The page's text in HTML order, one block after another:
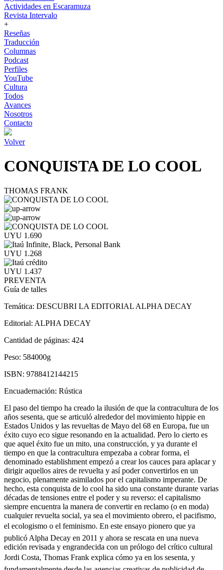
Actividades en Escaramuza
Revista Intervalo
+
Reseñas
Traducción
Columnas
Podcast
Perfiles
YouTube
Cultura
Todos
Avances
Nosotros
Contacto
Volver
CONQUISTA DE LO COOL
THOMAS FRANK
UYU 1.690
UYU 1.268
UYU 1.437
PREVENTA
Guía de talles
Temática: DESCUBRI LA EDITORIAL ALPHA DECAY
Editorial: ALPHA DECAY
Cantidad de páginas: 424
Peso: 584000g
ISBN: 9788412144215
Encuadernación: Rústica
El paso del tiempo ha creado la ilusión de que la contracultura de los
años sesenta, que se articuló alrededor del movimiento hippie en
Estados Unidos y las revueltas de Mayo del 68 en Europa, fue un
éxito cuyo eco sigue resonando en la actualidad. Pero lo cierto es
que aquel éxito fue un mito, una construcción, y ya durante el
tiempo en que la contracultura empezaba a cobrar forma, el
denominado establishment empezó a crear los cauces para aplacar y
dirigir aquellos aires de revuelta y así poder convertirlos en un
negocio, plenamente asimilados por el capitalismo imperante. De
hecho, esta conquista de lo cool ha sido una constante durante varias
décadas de tensiones entre el poder y su reverso: el capitalismo
siempre encuentra la manera de convertir en reclamo (o en moda)
cualquier revuelta social, ya sea el movimiento obrero, el pacifismo,
el ecologismo o el feminismo. En este ensayo pionero que ya
publicó Alpha Decay en 2011 y ahora se rescata en una nueva
edición revisada y engrandecida con un prólogo del crítico cultural
Jordi Costa, Thomas Frank explica cómo ya en los sesenta, y